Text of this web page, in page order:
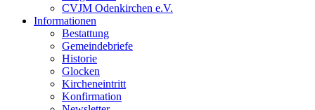
CVJM Odenkirchen e.V.
Informationen
Bestattung
Gemeindebriefe
Historie
Glocken
Kircheneintritt
Konfirmation